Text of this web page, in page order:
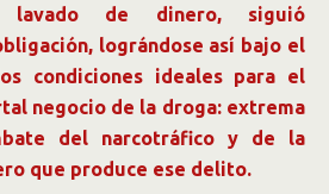
lavado de dinero, siguió
lográndose así bajo el
condiciones ideales para el
negocio de la droga: extrema
del narcotráfico y de la
que produce ese delito.